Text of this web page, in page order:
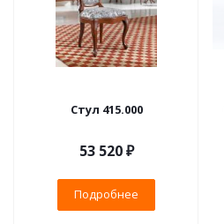
Стул 415.000
53 520 ₽
Подробнее